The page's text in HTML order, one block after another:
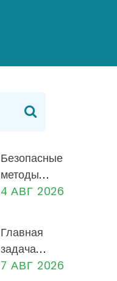
Безопасные
методы
работы на
руководство
для
сотрудников и
4 АВГ 2026
Главная
задача
предприятия:
7 АВГ 2026